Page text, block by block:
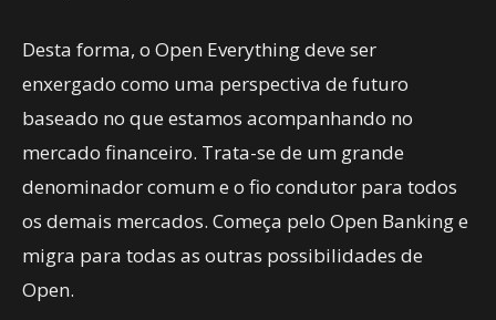
Desta forma, o Open Everything deve ser
enxergado como uma perspectiva de futuro
baseado no que estamos acompanhando no
mercado financeiro. Trata-se de um grande
denominador comum e o fio condutor para todos
os demais mercados. Começa pelo Open Banking e
migra para todas as outras possibilidades de
Open.